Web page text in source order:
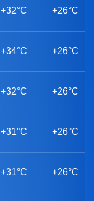
+32°C +26°C
+34°C +26°C
+32°C +26°C
+31°C +26°C
+31°C +26°C